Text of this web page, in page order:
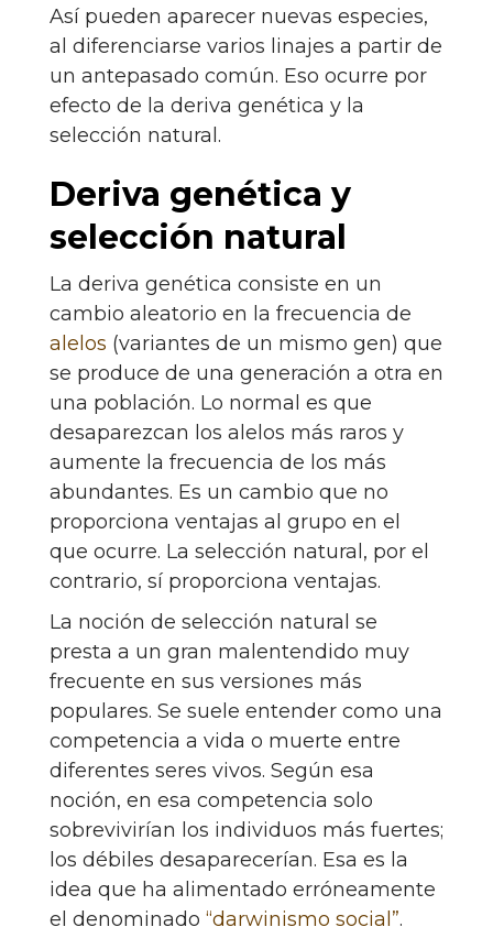
Así pueden aparecer nuevas especies,
al diferenciarse varios linajes a partir de
un antepasado común. Eso ocurre por
efecto de la deriva genética y la
selección natural.
Deriva genética y
selección natural
La deriva genética consiste en un
cambio aleatorio en la frecuencia de
alelos (variantes de un mismo gen) que
se produce de una generación a otra en
una población. Lo normal es que
desaparezcan los alelos más raros y
aumente la frecuencia de los más
abundantes. Es un cambio que no
proporciona ventajas al grupo en el
que ocurre. La selección natural, por el
contrario, sí proporciona ventajas.
La noción de selección natural se
presta a un gran malentendido muy
frecuente en sus versiones más
populares. Se suele entender como una
competencia a vida o muerte entre
diferentes seres vivos. Según esa
noción, en esa competencia solo
sobrevivirían los individuos más fuertes;
los débiles desaparecerían. Esa es la
idea que ha alimentado erróneamente
el denominado “darwinismo social”.